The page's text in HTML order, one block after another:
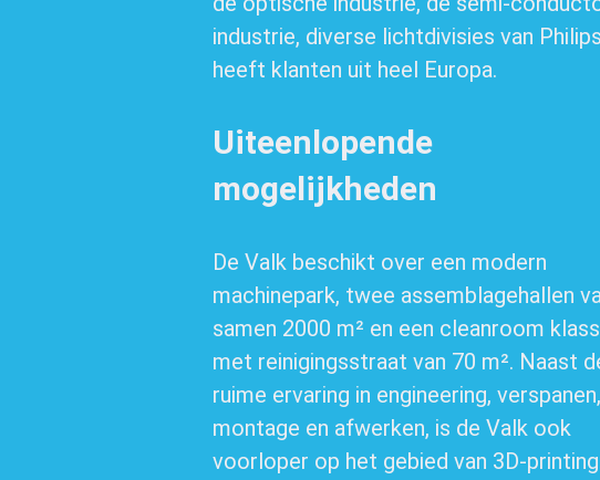
industrie, diverse lichtdivisies van
heeft klanten uit heel Europa.
Uiteenlopende
mogelijkheden
De Valk beschikt over een modern
machinepark, twee assemblagehallen
samen 2000 m² en een cleanroom
met reinigingsstraat van 70 m². Naast
ruime ervaring in engineering, verspanen,
montage en afwerken, is de Valk ook
voorloper op het gebied van 3D-